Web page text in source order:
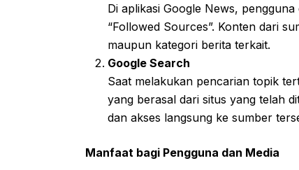
Di aplikasi Google News,
“Followed Sources”. Konten dari
maupun kategori berita terkait.
Google Search
Saat melakukan pencarian topik
yang berasal dari situs yang telah
dan akses langsung ke sumber
Manfaat bagi Pengguna dan Media